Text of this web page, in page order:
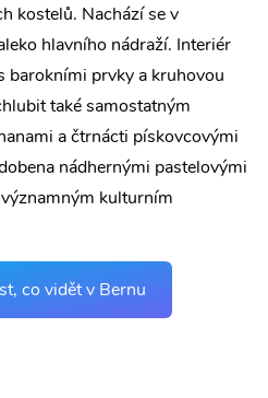
kostelů. Nachází se v
hlavního nádraží. Interiér
barokními prvky a kruhovou
také samostatným
a čtrnácti pískovcovými
nádhernými pastelovými
kulturním
co vidět v Bernu